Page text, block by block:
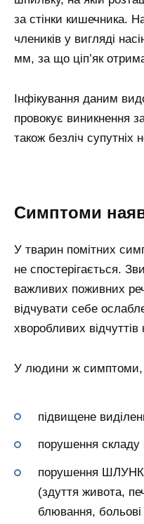
за стінки кишечника.
члеників у вигляді
мм, за що ціп’як
Інфікування даним
провокує виникнення
також безліч
Симптоми
У тварин помітних
не спостерігається.
важливих поживних
відчувати себе
хворобливих
У людини ж симптоми,
підвищене
порушення складу
порушення
(здуття живота,
блювання, больові